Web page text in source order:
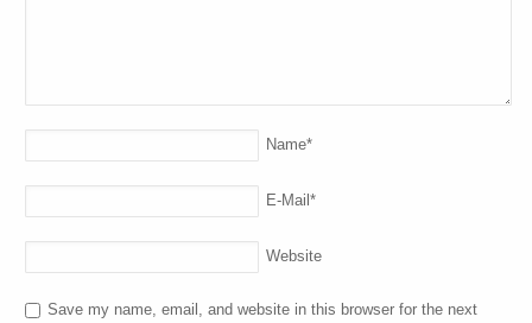
Name*
E-Mail*
Website
Save my name, email, and website in this browser for the next